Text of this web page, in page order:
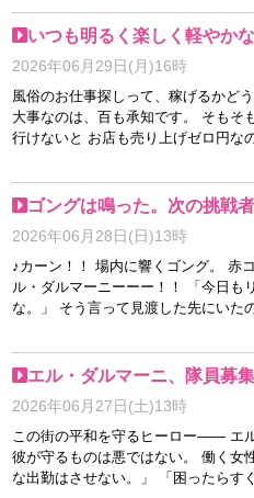
「いやあー寝ちゃうかな」といって
しょうか、自然と13時ごろに目が覚
一流の壁。 数十年程度では越えられ
でしょう。 サッカー王国ブラジル。
人ですが、けっこう苦しめたように
ね。 「ジャパン手ごわい。嫌な相手。」 そんな印象を
いや、そもそも力の差が歴然だったの
んが、深夜に熱いとてもいい試合を
幸せでした(^^♪ 「勝負」という観点からちょっと思った
のは 侍ジャパンは、「まだ見たこと
いこう」 「勝ち負けだけじゃなくて
て 皆さまになにか貢献できれば・・
が根本的な違いなのかなって。 残念ながら世の中は
「勝利こそ正義」ですね。 あともうひとつ。 「圧倒的
な総合力のうえに、圧倒的なエースが
エースがチームを引っ張る。」 そう
織は強いなって思いました。 そういえば、サッカーの
陰に隠れてしまっていますが、 「バ
ョンズリーグ2026」 世界大会ですよ
いつも明るく楽しく軽やか
2026年06月29日(月)16時
風俗のお仕事探しって、稼げるかど
大事なのは、百も承知です。 そもそも女性がお仕事に
行けないと お店も売り上げゼロ円な
女性の給料、 お店の経費が出ていく
事にいってもらう！ これ、最優先事項です。 だから他
い」 「わたしは干されている」 ありえないですよね。
だって、せっかく商品の仕入れをし
いってことでしょ？ 商売やるものと
(;'∀') さてさて、そんな部活のいじめみたいなことは 一
になってくれているか？ いつも元気
のやる気をそぐわない対応か？ 具合悪そうにしてせき
込んでいるスタッフはいないか？ 風
かもしれないけど、それ、みんなに
えたことない？？それが自分勝手っ
い？？ そもそもお店にいいムードを作るスタッフが、
ゴングは鳴った。次の挑戦者
2026年06月28日(日)13時
♪カーン！！ 場内に響くゴング。 赤コーナー！！ エ
ル・ダルマーニーーー！！ 「今日もリングは熱い
な。」 そう言って見渡した先にいたのは… 対戦相手で
ら強い人なんていない。 デビュー戦は誰だって緊張す
る。 だからエル・ダルマーニは言う。 「一人で戦う必
ースで組めるスケジュール。 困った時はすぐにタオル
を投げ込む仲間。 それがこのリングのルールだ。 経験
者も。 未経験者も。 ブランクがある人も。 リングに上
がる資格は、みんな持っている。 さあ… ゴングはもう
エル・ダルマーニ、隊員募集
2026年06月27日(土)13時
この街の平和を守るヒーロー―― エル・ダルマーニ。
彼が守るものは悪ではない。 働く女性の笑顔。 「無理
な出勤はさせない。」 「困ったらす